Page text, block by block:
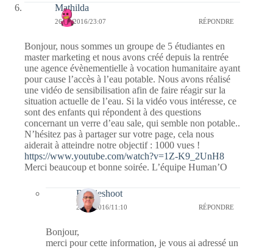
Mathilda
26/01/2016/23:07 RÉPONDRE
Bonjour, nous sommes un groupe de 5 étudiantes en
master marketing et nous avons créé depuis la rentrée
une agence évènementielle à vocation humanitaire ayant
pour cause l’accès à l’eau potable. Nous avons réalisé
une vidéo de sensibilisation afin de faire réagir sur la
situation actuelle de l’eau. Si la vidéo vous intéresse, ce
sont des enfants qui répondent à des questions
concernant un verre d’eau sale, qui semble non potable..
N’hésitez pas à partager sur votre page, cela nous
aiderait à atteindre notre objectif : 1000 vues !
https://www.youtube.com/watch?v=1Z-K9_2UnH8
Merci beaucoup et bonne soirée. L’équipe Human’O
Bernieshoot
27/01/2016/11:10 RÉPONDRE
Bonjour,
merci pour cette information, je vous ai adressé un